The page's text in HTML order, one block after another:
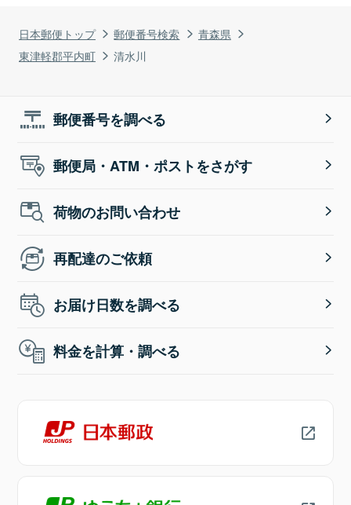
日本郵便トップ 郵便番号検索
青森県
東津軽郡平内町
清水川
郵便番号を調べる
郵便局・ATM・ポストをさがす
荷物のお問い合わせ
再配達のご依頼
お届け日数を調べる
料金を計算・調べる